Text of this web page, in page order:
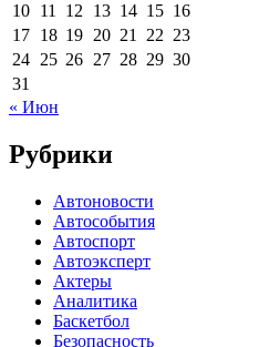
10 11 12 13 14 15 16
17 18 19 20 21 22 23
24 25 26 27 28 29 30
31
« Июн
Рубрики
Автоновости
Автособытия
Автоспорт
Автоэксперт
Актеры
Аналитика
Баскетбол
Безопасность